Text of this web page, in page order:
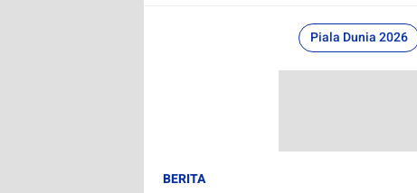
Piala Dunia 2026
BERITA